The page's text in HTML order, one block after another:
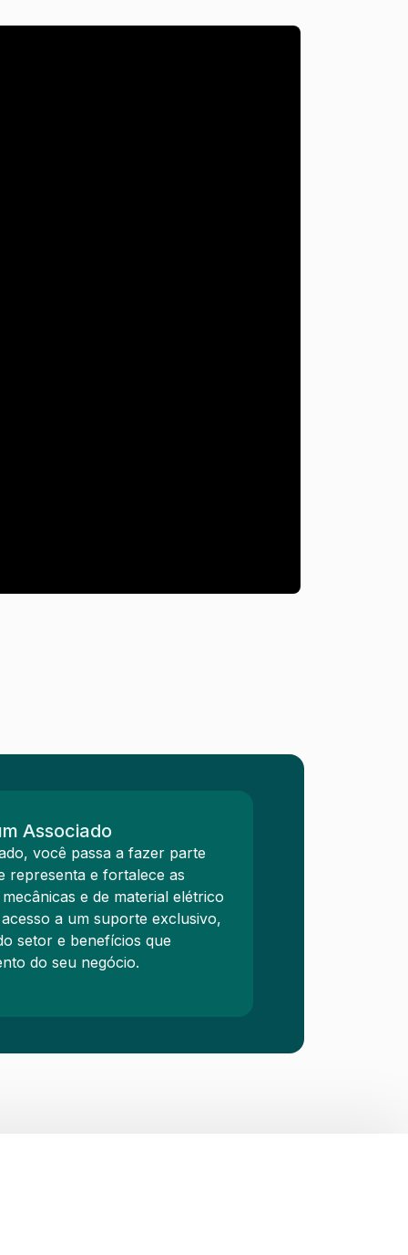
Associado
você passa a fazer parte
representa e fortalece as
e de material elétrico
a um suporte exclusivo,
setor e benefícios que
do seu negócio.